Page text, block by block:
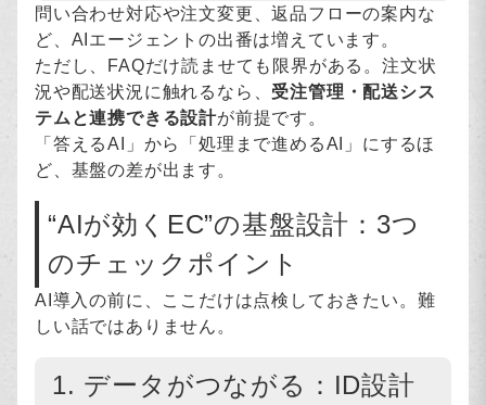
問い合わせ対応や注文変更、返品フローの案内な
ど、AIエージェントの出番は増えています。
ただし、FAQだけ読ませても限界がある。注文状
況や配送状況に触れるなら、 受注管理・配送シス
テムと連携できる設計が前提です。
「答えるAI」から「処理まで進めるAI」にするほ
ど、基盤の差が出ます。
“AIが効くEC”の基盤設計：3つ
のチェックポイント
AI導入の前に、ここだけは点検しておきたい。難
しい話ではありません。
1. データがつながる：ID設計